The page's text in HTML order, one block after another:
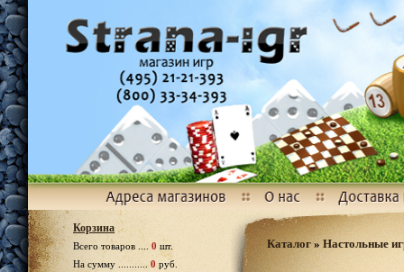
Корзина
Всего товаров ....0 шт.
На сумму ...........0руб.
Каталог»Настольные